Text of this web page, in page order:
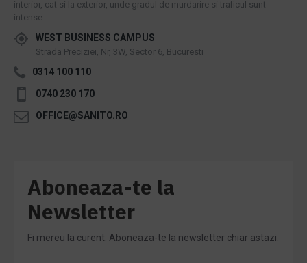
interior, cat si la exterior, unde gradul de murdarire si traficul sunt
intense.
WEST BUSINESS CAMPUS
Strada Preciziei, Nr, 3W, Sector 6, Bucuresti
0314 100 110
0740 230 170
OFFICE@SANITO.RO
Aboneaza-te la
Newsletter
Fi mereu la curent. Aboneaza-te la newsletter chiar astazi.